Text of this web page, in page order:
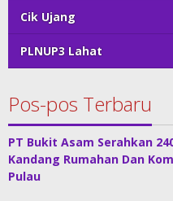
Cik Ujang
PLNUP3 Lahat
Pos-pos Terbaru
PT Bukit Asam Serahkan
Kandang Rumahan Dan
Pulau